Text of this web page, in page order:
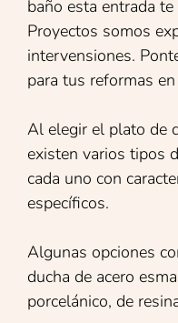
baño esta entrada
Proyectos somos
intervensiones.
para tus reformas
Al elegir el plato de
existen varios tipos
cada uno con
específicos.
Algunas opciones
ducha de acero
porcelánico, de